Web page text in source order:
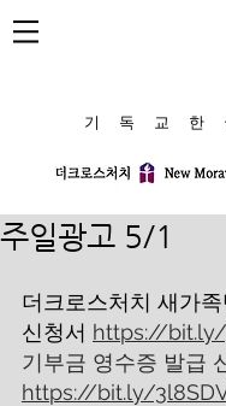
기 독 교 한
주일광고 5/1
더크로스처치 새가
신청서 https://
기부금 영수증 발급
https://bit.ly/